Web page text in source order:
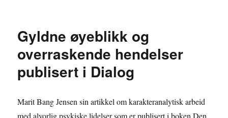
Gyldne øyeblikk og
overraskende hendelser
publisert i Dialog
Marit Bang Jensen sin artikkel om karakteranalytisk arbeid
med alvorlig psykiske lidelser som er publisert i boken Den